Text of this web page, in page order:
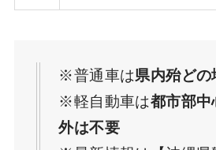
※普通車は県内殆ど
※軽自動車は都市部中
外は不要